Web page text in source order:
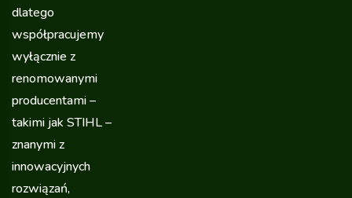
dlatego
współpracujemy
wyłącznie z
renomowanymi
producentami –
takimi jak STIHL –
znanymi z
innowacyjnych
rozwiązań,